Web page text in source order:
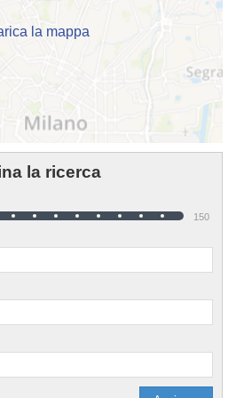
campo o inviare un messaggio cliccando sul
pagina.
la mappa
la ricerca
150